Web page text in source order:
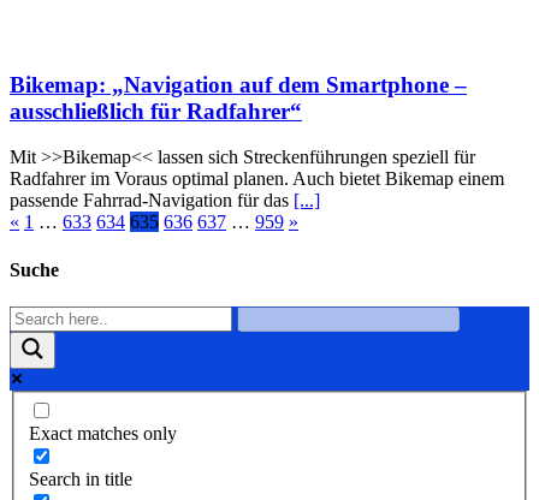
Bikemap: „Navigation auf dem Smartphone –
ausschließlich für Radfahrer“
Mit >>Bikemap<< lassen sich Streckenführungen speziell für
Radfahrer im Voraus optimal planen. Auch bietet Bikemap einem
passende Fahrrad-Navigation für das [...]
« 1 … 633 634 635 636 637 … 959 »
Suche
Exact matches only
Search in title